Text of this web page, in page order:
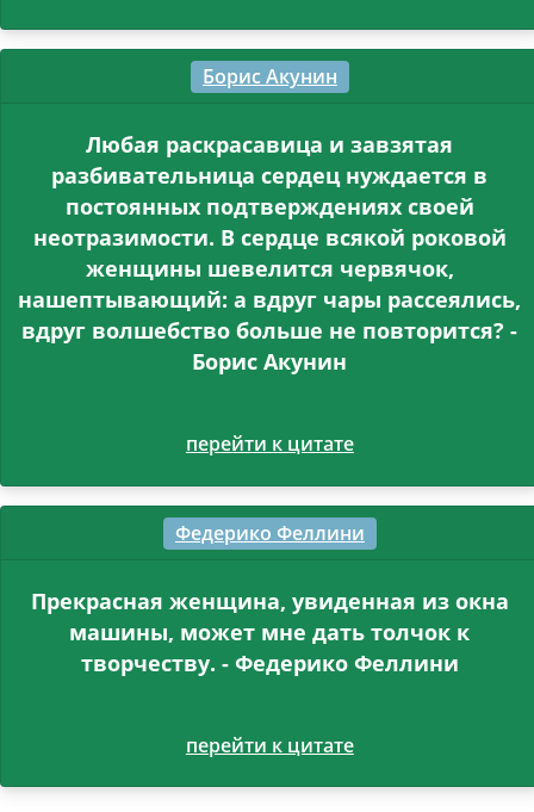
Борис Акунин
Любая раскрасавица и завзятая
разбивательница сердец нуждается в
постоянных подтверждениях своей
неотразимости. В сердце всякой роковой
женщины шевелится червячок,
нашептывающий: а вдруг чары рассеялись,
вдруг волшебство больше не повторится? -
Борис Акунин
перейти к цитате
Федерико Феллини
Прекрасная женщина, увиденная из окна
машины, может мне дать толчок к
творчеству. - Федерико Феллини
перейти к цитате